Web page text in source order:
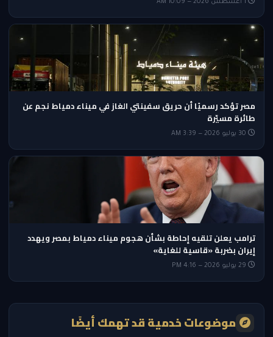
مصر تؤكد رسميًا أن حريق سفينتي الغاز في ميناء دمياط نجم عن
طائرة مسيّرة
ترامب يعلن تلقيه إحاطة بشأن هجوم ميناء دمياط بمصر ويهدد
إيران بضربة «قاسية للغاية»
موضوعات خدمية قد تهمك أيضًا